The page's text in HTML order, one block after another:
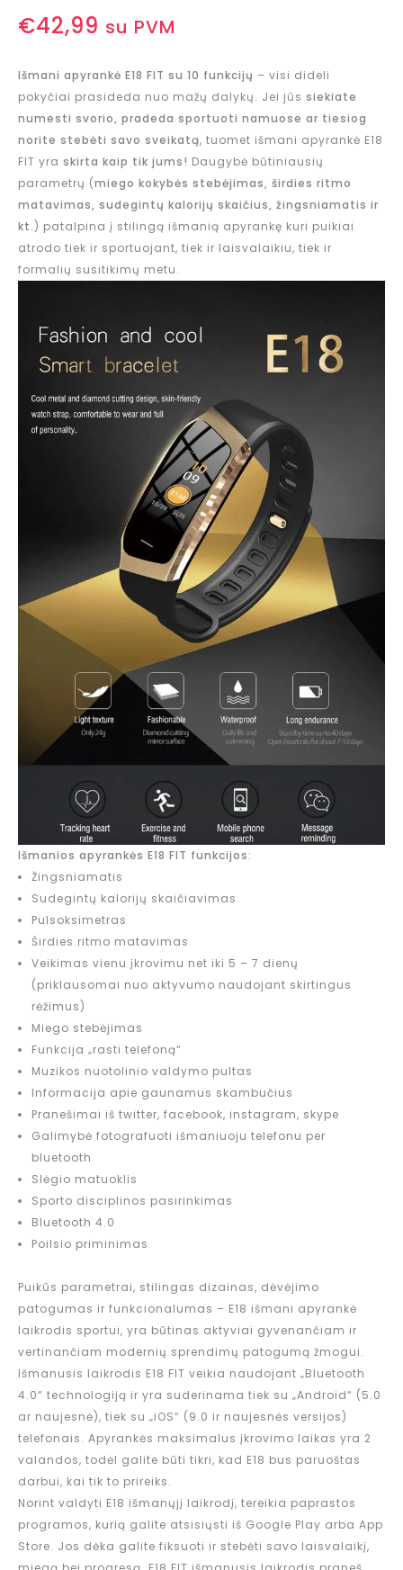
€42,99 su PVM
Išmani apyrankė E18 FIT su 10 funkcijų – visi dideli
pokyčiai prasideda nuo mažų dalykų. Jei jūs siekiate
numesti svorio, pradeda sportuoti namuose ar tiesiog
norite stebėti savo sveikatą, tuomet išmani apyrankė E18
FIT yra skirta kaip tik jums! Daugybė būtiniausių
parametrų (miego kokybės stebėjimas, širdies ritmo
matavimas, sudegintų kalorijų skaičius, žingsniamatis ir
kt.) patalpina į stilingą išmanią apyrankę kuri puikiai
atrodo tiek ir sportuojant, tiek ir laisvalaikiu, tiek ir
formalių susitikimų metu.
Išmanios apyrankės E18 FIT funkcijos:
Žingsniamatis
Sudegintų kalorijų skaičiavimas
Pulsoksimetras
Širdies ritmo matavimas
Veikimas vienu įkrovimu net iki 5 – 7 dienų
(priklausomai nuo aktyvumo naudojant skirtingus
rėžimus)
Miego stebėjimas
Funkcija „rasti telefoną“
Muzikos nuotolinio valdymo pultas
Informacija apie gaunamus skambučius
Pranešimai iš twitter, facebook, instagram, skype
Galimybė fotografuoti išmaniuoju telefonu per
bluetooth
Slėgio matuoklis
Sporto disciplinos pasirinkimas
Bluetooth 4.0
Poilsio priminimas
Puikūs parametrai, stilingas dizainas, dėvėjimo
patogumas ir funkcionalumas – E18 išmani apyrankė
laikrodis sportui, yra būtinas aktyviai gyvenančiam ir
vertinančiam modernių sprendimų patogumą žmogui.
Išmanusis laikrodis E18 FIT veikia naudojant „Bluetooth
4.0“ technologiją ir yra suderinama tiek su „Android“ (5.0
ar naujesnė), tiek su „iOS“ (9.0 ir naujesnės versijos)
telefonais. Apyrankės maksimalus įkrovimo laikas yra 2
valandos, todėl galite būti tikri, kad E18 bus paruoštas
darbui, kai tik to prireiks.
Norint valdyti E18 išmanųjį laikrodį, tereikia paprastos
programos, kurią galite atsisiųsti iš Google Play arba App
Store. Jos dėka galite fiksuoti ir stebėti savo laisvalaikį,